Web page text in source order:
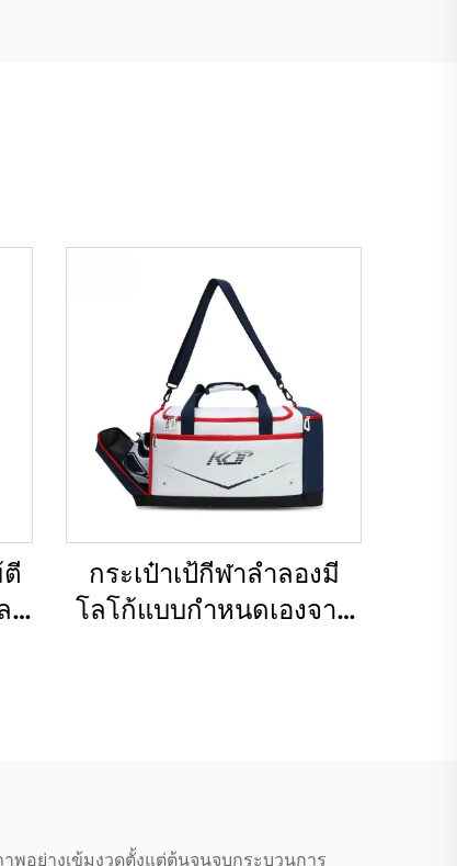
กระเป๋าเป้กีฬาลำลองมี
โลโก้แบบกำหนดเองจาก
พอย่างเข้มงวดตั้งแต่ต้นจนจบกระบวนการ